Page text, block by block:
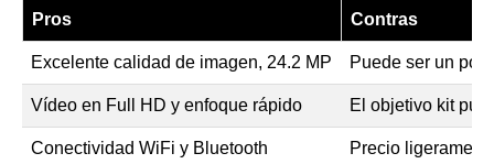
Pros Contras
Excelente calidad de imagen, 24.2 MP Puede ser un
Vídeo en Full HD y enfoque rápido El objetivo kit
Conectividad WiFi y Bluetooth Precio